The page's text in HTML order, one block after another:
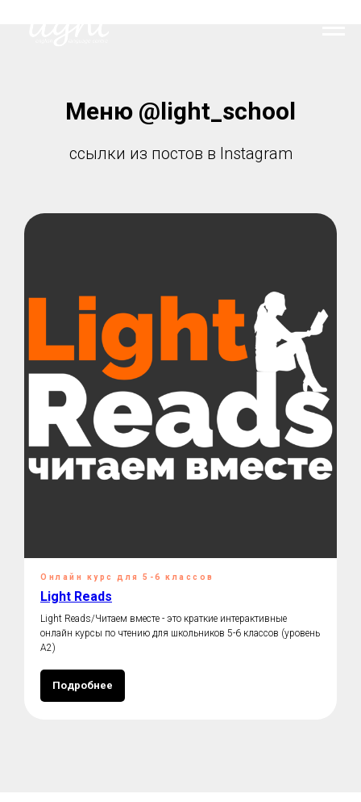
Меню @light_school
ссылки из постов в Instagram
Онлайн курс для 5-6 классов
Light Reads
Light Reads/Читаем вместе - это краткие интерактивные
онлайн курсы по чтению для школьников 5-6 классов (уровень
А2)
Подробнее